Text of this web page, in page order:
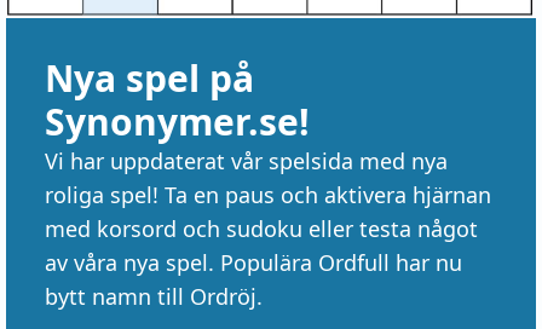
Nya spel på
Synonymer.se!
Vi har uppdaterat vår spelsida med nya
roliga spel! Ta en paus och aktivera hjärnan
med korsord och sudoku eller testa något
av våra nya spel. Populära Ordfull har nu
bytt namn till Ordröj.